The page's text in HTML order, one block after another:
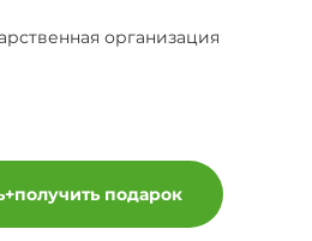
организация
подарок